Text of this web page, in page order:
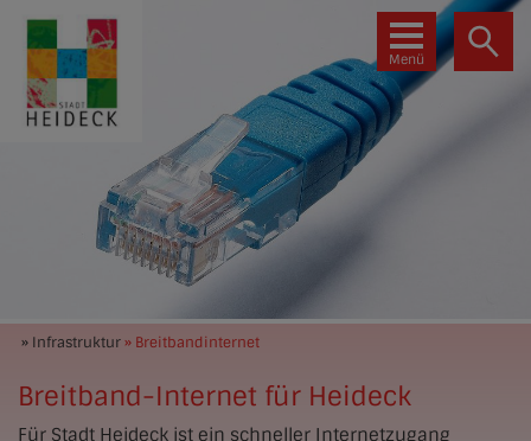
Menü
» Infrastruktur» Breitbandinternet
Breitband-Internet für Heideck
Für Stadt Heideck ist ein schneller Internetzugang